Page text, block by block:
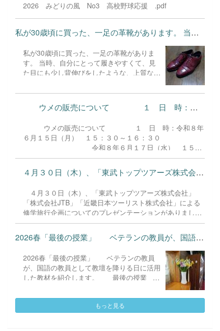
2026 みどりの風 No3 高校野球応援 .pdf
私が30歳頃に買った、一足の革靴があります。 当時、自分にとっ...
私が30歳頃に買った、一足の革靴がありま
す。 当時、自分にとって履きやすくて、見
た目にも少し背伸びをしたような、上質な靴
はとても足に馴染み、手放すことができない
ほどお気に入りになりました。これまでの
間、靴底を何度も張り替えながら、大切に履
わりのことです。 革の表面が変色し、汚れ
や傷みも目立つようになってしまいました。
「いよいよ、この大切な靴も手放すしかない
のかな……」と、諦めかけていた時のことで
す。 SNSで靴修理について調べていると、
っそく店を訪れ、靴の状態を相談したとこ
ろ、若く活きいきとした店主がこのように言
ってくれたのです。 「色の変色や傷みな
して安くはありませんでしたが、「もう一度
て修理をお願いすることにしました。 それ
から3週間後、再び店を訪れ、戻ってきた靴
と再会しました。 修...
ウメの販売について １ 日 時：令和８年６月１...
ウメの販売について １ 日 時：令和８年
６月１５日（月） １５：３０～１６：３０
令和８年６月１７日（水） １５：
３０～１６：３０ ※天候により、販
売日が前後する場合があります。
数量限定のため、なくなり次第、終了させていいただきま
１ｋｇ A品 １０００円
１ｋｇ B
品 ８００円
（白加賀） １ｋｇ A
品 ８００円
※いずれも販
売数は未定です。 ３ 場 所：水戸農業高等学
校 果樹園 ４ その他：
ない場合があります。 ご理解くださ
いますよう、お願いいたします。
４月３０日（木）、「東武トップツアーズ株式会社」「株式会社J...
４月３０日（木）、「東武トップツアーズ株式会社」
「株式会社JTB」「近畿日本ツーリスト株式会社」による
修学旅行企画についてのプレゼンテーションがありまし
た。 １学年委員長、本校管理職、１学年教職員による厳
正な審査の結果、「株式会社JTB」を採用することに決ま
りました。旅行方面の大枠は近畿方面ですが、詳細につい
ては今後も話し合いを通して組み上げてまいります。
2026春「最後の授業」 ベテランの教員が、国語の教員...
2026春「最後の授業」 ベテランの教員
が、国語の教員として教壇を降りる日に活用
した教材を紹介します。 最後の授業
する。または、強がって大言壮語する。（威
勢のいいことを言う。））「これ、国語とど
もっと見る